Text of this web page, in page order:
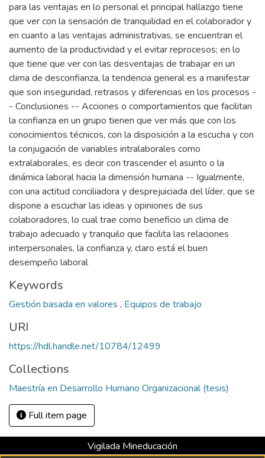
para las ventajas en lo personal el principal hallazgo tiene
que ver con la sensación de tranquilidad en el colaborador y
en cuanto a las ventajas administrativas, se encuentran el
aumento de la productividad y el evitar reprocesos; en lo
que tiene que ver con las desventajas de trabajar en un
clima de desconfianza, la tendencia general es a manifestar
que son inseguridad, retrasos y diferencias en los procesos -
- Conclusiones -- Acciones o comportamientos que facilitan
la confianza en un grupo tienen que ver más que con los
conocimientos técnicos, con la disposición a la escucha y con
la conjugación de variables intralaborales como
extralaborales, es decir con trascender el asunto o la
dinámica laboral hacia la dimensión humana -- Igualmente,
con una actitud conciliadora y desprejuiciada del líder, que se
dispone a escuchar las ideas y opiniones de sus
colaboradores, lo cual trae como beneficio un clima de
trabajo adecuado y tranquilo que facilita las relaciones
interpersonales, la confianza y, claro está el buen
desempeño laboral
Keywords
Gestión basada en valores , Equipos de trabajo
URI
https://hdl.handle.net/10784/12499
Collections
Maestría en Desarrollo Humano Organizacional (tesis)
Full item page
Vigilada Mineducación